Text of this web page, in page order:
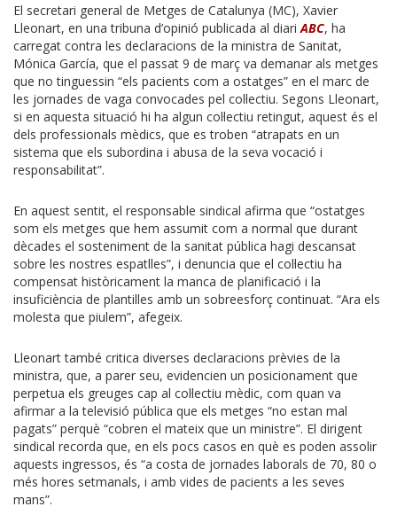
El secretari general de Metges de Catalunya (MC), Xavier
Lleonart, en una tribuna d’opinió publicada al diariABC, ha
carregat contra les declaracions de la ministra de Sanitat,
Mónica García, que el passat 9 de març va demanar als metges
que no tinguessin “els pacients com a ostatges” en el marc de
les jornades de vaga convocades pel col·lectiu. Segons Lleonart,
si en aquesta situació hi ha algun col·lectiu retingut, aquest és el
dels professionals mèdics, que es troben “atrapats en un
sistema que els subordina i abusa de la seva vocació i
responsabilitat”.
En aquest sentit, el responsable sindical afirma que “ostatges
som els metges que hem assumit com a normal que durant
dècades el sosteniment de la sanitat pública hagi descansat
sobre les nostres espatlles”, i denuncia que el col·lectiu ha
compensat històricament la manca de planificació i la
insuficiència de plantilles amb un sobreesforç continuat. “Ara els
molesta que piulem”, afegeix.
Lleonart també critica diverses declaracions prèvies de la
ministra, que, a parer seu, evidencien un posicionament que
perpetua els greuges cap al col·lectiu mèdic, com quan va
afirmar a la televisió pública que els metges “no estan mal
pagats” perquè “cobren el mateix que un ministre”. El dirigent
sindical recorda que, en els pocs casos en què es poden assolir
aquests ingressos, és “a costa de jornades laborals de 70, 80 o
més hores setmanals, i amb vides de pacients a les seves
mans”.